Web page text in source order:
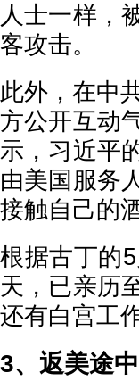
人士一样，
客攻击。
此外，在中
方公开互动
示，习近平
由美国服务
接触自己的
根据古丁的
天，已亲历
还有白宫工
3、返美途